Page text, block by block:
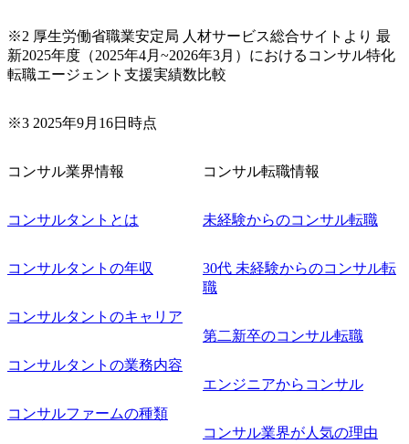
※2 厚生労働省職業安定局 人材サービス総合サイトより 最
新2025年度（2025年4月~2026年3月）におけるコンサル特化
転職エージェント支援実績数比較
※3 2025年9月16日時点
コンサル業界情報
コンサルタントとは
コンサルタントの年収
コンサルタントのキャリア
コンサルタントの業務内容
コンサルファームの種類
コンサル転職情報
未経験からのコンサル転職
30代 未経験からのコンサル転
職
第二新卒のコンサル転職
エンジニアからコンサル
コンサル業界が人気の理由